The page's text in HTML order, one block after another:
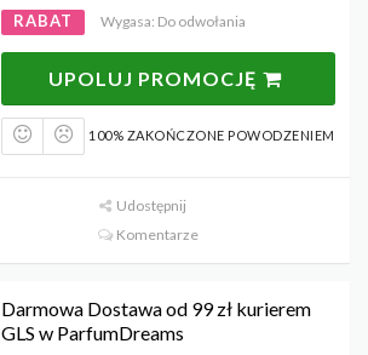
RABAT Wygasa: Do odwołania
UPOLUJ PROMOCJĘ
100% ZAKOŃCZONE POWODZENIEM
Udostępnij
Komentarze
Darmowa Dostawa od 99 zł kurierem
GLS w ParfumDreams